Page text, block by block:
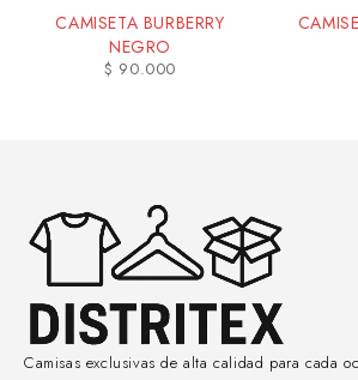
CAMISETA BURBERRY
NEGRO
$ 90.000
Camisas exclusivas de alta calidad para cada